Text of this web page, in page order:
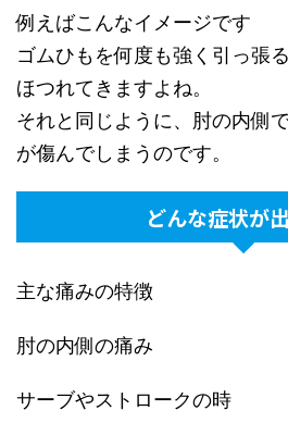
例えばこんなイメージです
ゴムひもを何度も強く引っ張
ほつれてきますよね。
それと同じように、肘の内側
が傷んでしまうのです。
どんな症状が
主な痛みの特徴
肘の内側の痛み
サーブやストロークの時